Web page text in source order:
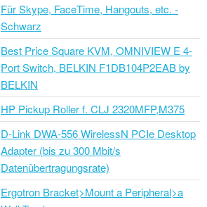
Für Skype, FaceTime, Hangouts, etc. -
Schwarz
Best Price Square KVM, OMNIVIEW E 4-
Port Switch, BELKIN F1DB104P2EAB by
BELKIN
HP Pickup Roller f. CLJ 2320MFP,M375
D-Link DWA-556 WirelessN PCIe Desktop
Adapter (bis zu 300 Mbit/s
Datenübertragungsrate)
Ergotron Bracket>Mount a Peripheral>a